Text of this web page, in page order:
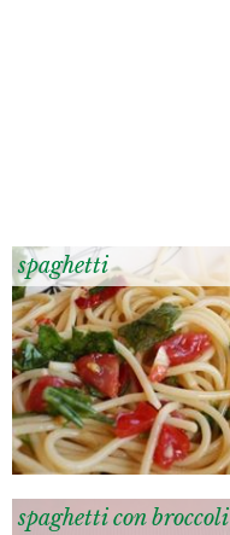
spaghetti
spaghetti con broccoli